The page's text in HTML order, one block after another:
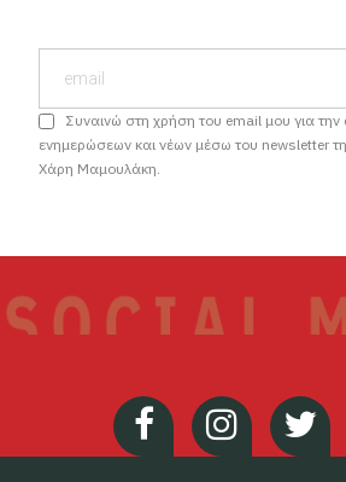
Συναινώ στη χρήση του email μου για
ενημερώσεων και νέων μέσω του newsletter
Χάρη Μαμουλάκη.